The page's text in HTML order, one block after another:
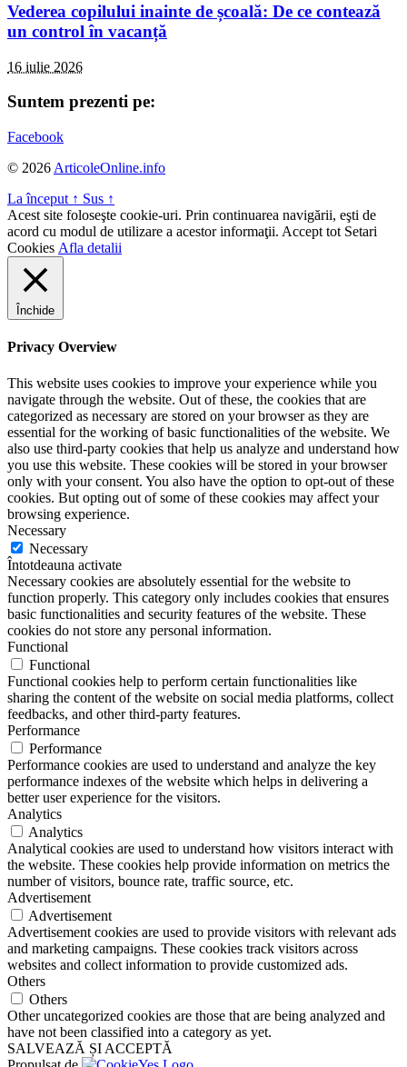
Vederea copilului inainte de școală: De ce contează
un control în vacanță
16 iulie 2026
Suntem prezenti pe:
Facebook
© 2026 ArticoleOnline.info
La început ↑ Sus ↑
Acest site foloseşte cookie-uri. Prin continuarea navigării, eşti de
acord cu modul de utilizare a acestor informaţii. Accept tot Setari
Cookies Afla detalii
Închide
Privacy Overview
This website uses cookies to improve your experience while you
navigate through the website. Out of these, the cookies that are
categorized as necessary are stored on your browser as they are
essential for the working of basic functionalities of the website. We
also use third-party cookies that help us analyze and understand how
you use this website. These cookies will be stored in your browser
only with your consent. You also have the option to opt-out of these
cookies. But opting out of some of these cookies may affect your
browsing experience.
Necessary
Necessary
Întotdeauna activate
Necessary cookies are absolutely essential for the website to
function properly. This category only includes cookies that ensures
basic functionalities and security features of the website. These
cookies do not store any personal information.
Functional
Functional
Functional cookies help to perform certain functionalities like
sharing the content of the website on social media platforms, collect
feedbacks, and other third-party features.
Performance
Performance
Performance cookies are used to understand and analyze the key
performance indexes of the website which helps in delivering a
better user experience for the visitors.
Analytics
Analytics
Analytical cookies are used to understand how visitors interact with
the website. These cookies help provide information on metrics the
number of visitors, bounce rate, traffic source, etc.
Advertisement
Advertisement
Advertisement cookies are used to provide visitors with relevant ads
and marketing campaigns. These cookies track visitors across
websites and collect information to provide customized ads.
Others
Others
Other uncategorized cookies are those that are being analyzed and
have not been classified into a category as yet.
SALVEAZĂ ȘI ACCEPTĂ